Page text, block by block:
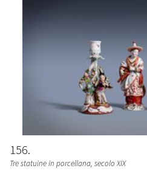
156
Tre statuine in porcellana, secolo XIX